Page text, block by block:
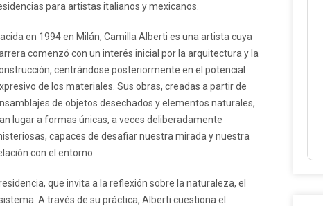
para artistas italianos y mexicanos.
en 1994 en Milán, Camilla Alberti es una artista cuya
comenzó con un interés inicial por la arquitectura y la
centrándose posteriormente en el potencial
de los materiales. Sus obras, creadas a partir de
de objetos desechados y elementos naturales,
lugar a formas únicas, a veces deliberadamente
capaces de desafiar nuestra mirada y nuestra
con el entorno.
que invita a la reflexión sobre la naturaleza, el
A través de su práctica, Alberti cuestiona el